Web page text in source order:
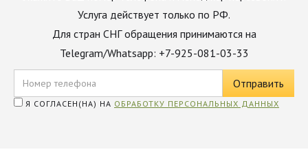
Услуга действует только по РФ.
Для стран СНГ обращения принимаются на
Telegram/Whatsapp: +7-925-081-03-33
Я СОГЛАСЕН(НА) НА ОБРАБОТКУ ПЕРСОНАЛЬНЫХ ДАННЫХ